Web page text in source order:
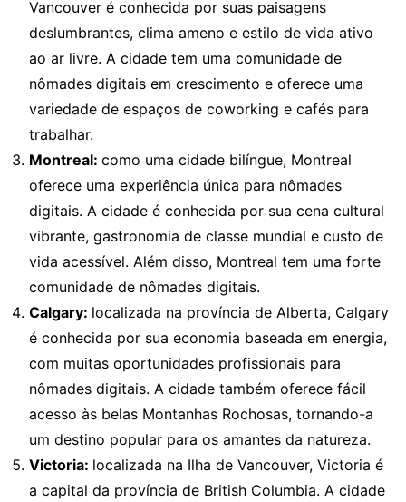
Vancouver é conhecida por suas paisagens
deslumbrantes, clima ameno e estilo de vida ativo
ao ar livre. A cidade tem uma comunidade de
nômades digitais em crescimento e oferece uma
variedade de espaços de coworking e cafés para
trabalhar.
Montreal: como uma cidade bilíngue, Montreal
oferece uma experiência única para nômades
digitais. A cidade é conhecida por sua cena cultural
vibrante, gastronomia de classe mundial e custo de
vida acessível. Além disso, Montreal tem uma forte
comunidade de nômades digitais.
Calgary: localizada na província de Alberta, Calgary
é conhecida por sua economia baseada em energia,
com muitas oportunidades profissionais para
nômades digitais. A cidade também oferece fácil
acesso às belas Montanhas Rochosas, tornando-a
um destino popular para os amantes da natureza.
Victoria: localizada na Ilha de Vancouver, Victoria é
a capital da província de British Columbia. A cidade